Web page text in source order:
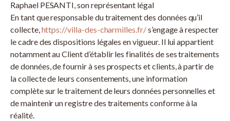
Raphael PESANTI, son représentant légal
En tant que responsable du traitement des données qu’il
collecte, https://villa-des-charmilles.fr/s’engage à respecter
le cadre des dispositions légales en vigueur. Il lui appartient
notamment au Client d’établir les finalités de ses traitements
de données, de fournir à ses prospects et clients, à partir de
la collecte de leurs consentements, une information
complète sur le traitement de leurs données personnelles et
de maintenir un registre des traitements conforme à la
réalité.